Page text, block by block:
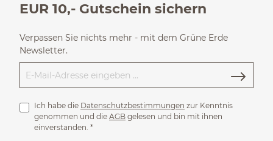
EUR 10,- Gutschein sichern
Verpassen Sie nichts mehr - mit dem Grüne Erde
Newsletter.
Ich habe die Datenschutzbestimmungen zur Kenntnis
genommen und die AGB gelesen und bin mit ihnen
einverstanden. *